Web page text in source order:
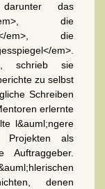
das
em>, die
em>, die
em>.
schrieb sie
zu selbst
Schreiben
erlernte
l&auml;ngere
als
Auftraggeber.
denen